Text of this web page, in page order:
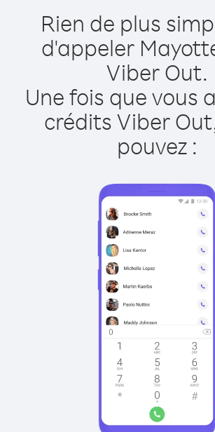
Rien de plus
d'appeler
Viber Out.
Une fois que vous
crédits Viber
pouvez :